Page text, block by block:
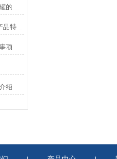
PTFE聚四氟乙烯水热反应釜的产品特点和操作规则介绍
项
绍